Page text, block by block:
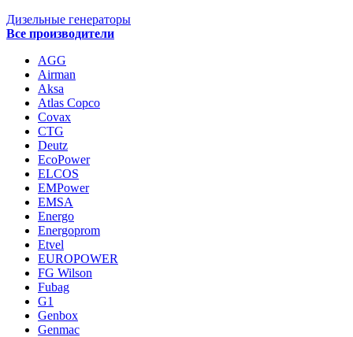
Дизельные генераторы
Все производители
AGG
Airman
Aksa
Atlas Copco
Covax
CTG
Deutz
EcoPower
ELCOS
EMPower
EMSA
Energo
Energoprom
Etvel
EUROPOWER
FG Wilson
Fubag
G1
Genbox
Genmac